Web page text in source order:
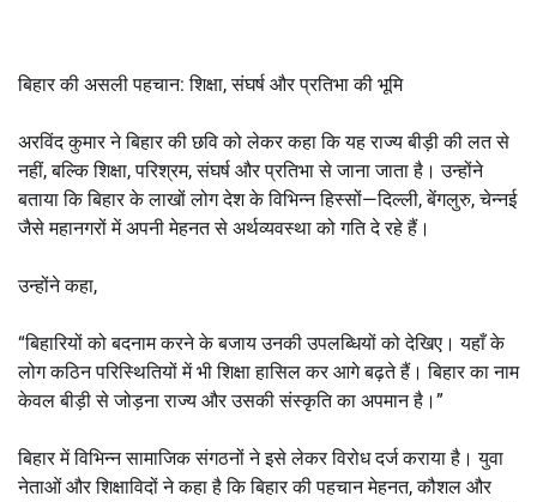
बिहार की असली पहचान: शिक्षा, संघर्ष और प्रतिभा की भूमि
अरविंद कुमार ने बिहार की छवि को लेकर कहा कि यह राज्य बीड़ी की लत से
नहीं, बल्कि शिक्षा, परिश्रम, संघर्ष और प्रतिभा से जाना जाता है। उन्होंने
बताया कि बिहार के लाखों लोग देश के विभिन्न हिस्सों—दिल्ली, बेंगलुरु, चेन्नई
जैसे महानगरों में अपनी मेहनत से अर्थव्यवस्था को गति दे रहे हैं।
उन्होंने कहा,
“बिहारियों को बदनाम करने के बजाय उनकी उपलब्धियों को देखिए। यहाँ के
लोग कठिन परिस्थितियों में भी शिक्षा हासिल कर आगे बढ़ते हैं। बिहार का नाम
केवल बीड़ी से जोड़ना राज्य और उसकी संस्कृति का अपमान है।”
बिहार में विभिन्न सामाजिक संगठनों ने इसे लेकर विरोध दर्ज कराया है। युवा
नेताओं और शिक्षाविदों ने कहा है कि बिहार की पहचान मेहनत, कौशल और